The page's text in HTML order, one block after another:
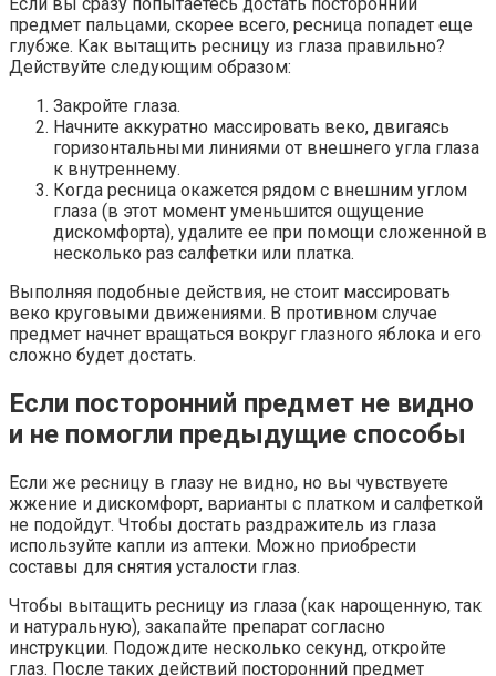
предмет пальцами, скорее всего, ресница попадет еще
глубже. Как вытащить ресницу из глаза правильно?
Действуйте следующим образом:
Закройте глаза.
Начните аккуратно массировать веко, двигаясь
горизонтальными линиями от внешнего угла глаза
к внутреннему.
Когда ресница окажется рядом с внешним углом
глаза (в этот момент уменьшится ощущение
дискомфорта), удалите ее при помощи сложенной в
несколько раз салфетки или платка.
Выполняя подобные действия, не стоит массировать
веко круговыми движениями. В противном случае
предмет начнет вращаться вокруг глазного яблока и его
сложно будет достать.
Если посторонний предмет не видно
и не помогли предыдущие способы
Если же ресницу в глазу не видно, но вы чувствуете
жжение и дискомфорт, варианты с платком и салфеткой
не подойдут. Чтобы достать раздражитель из глаза
используйте капли из аптеки. Можно приобрести
составы для снятия усталости глаз.
Чтобы вытащить ресницу из глаза (как нарощенную, так
и натуральную), закапайте препарат согласно
инструкции. Подождите несколько секунд, откройте
глаз. После таких действий посторонний предмет